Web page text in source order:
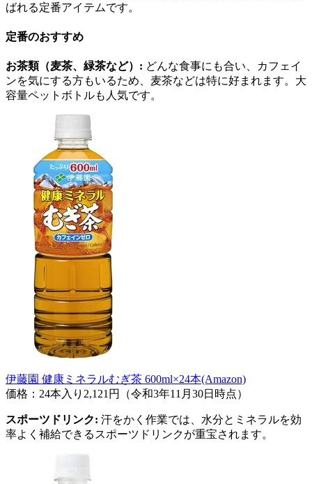
ばれる定番アイテムです。
定番のおすすめ
お茶類（麦茶、緑茶など）: どんな食事にも合い、カフェイ
ンを気にする方もいるため、麦茶などは特に好まれます。大
容量ペットボトルも人気です。
伊藤園 健康ミネラルむぎ茶 600ml×24本(Amazon)
価格：24本入り2,121円（令和3年11月30日時点）
スポーツドリンク: 汗をかく作業では、水分とミネラルを効
率よく補給できるスポーツドリンクが重宝されます。